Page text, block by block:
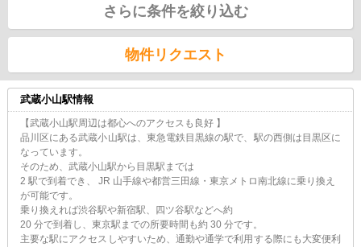
さらに条件を絞り込む
物件リクエスト
武蔵小山駅情報
【武蔵小山駅周辺は都心へのアクセスも良好 】
品川区にある武蔵小山駅は、東急電鉄目黒線の駅で、駅の西側は目黒区に
なっています。
そのため、武蔵小山駅から目黒駅までは
2 駅で到着でき、 JR 山手線や都営三田線・東京メトロ南北線に乗り換え
が可能です。
乗り換えれば渋谷駅や新宿駅、四ツ谷駅などへ約
20 分で到着し、東京駅までの所要時間も約 30 分です。
主要な駅にアクセスしやすいため、通勤や通学で利用する際にも大変便利